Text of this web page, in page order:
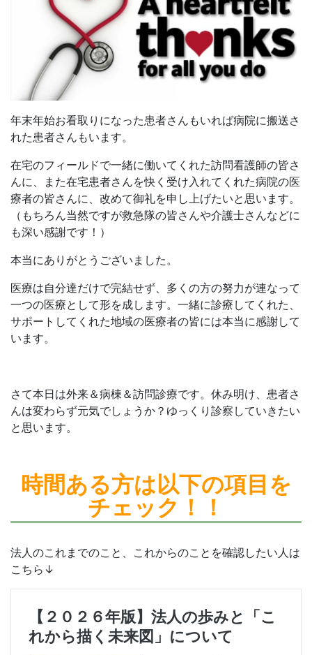
年末年始お看取りになった患者さんもいれば病院に搬送さ
れた患者さんもいます。
在宅のフィールドで一緒に働いてくれた訪問看護師の皆さ
んに、また在宅患者さんを快く受け入れてくれた病院の医
療者の皆さんに、改めて御礼を申し上げたいと思います。
（もちろん当然ですが救急隊の皆さんや介護士さんなどに
も深い感謝です！）
本当にありがとうございました。
医療は自分達だけで完結せず、多くの方の努力が連なって
一つの医療として形を成します。一緒に診療してくれた、
サポートしてくれた地域の医療者の皆には本当に感謝して
います。
さて本日は外来＆病棟＆訪問診療です。休み明け、患者さ
んは変わらず元気でしょうか？ゆっくり診察していきたい
と思います。
時間ある方は以下の項目を
チェック！！
法人のこれまでのこと、これからのことを確認したい人は
こちら↓